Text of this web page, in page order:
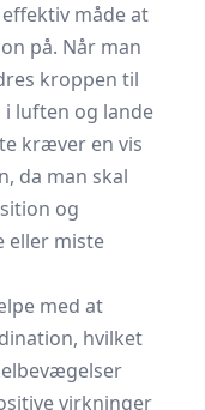
måde at
på. Når man
kroppen til
luften og lande
kræver en vis
da man skal
og
eller miste
med at
hvilket
virkninger